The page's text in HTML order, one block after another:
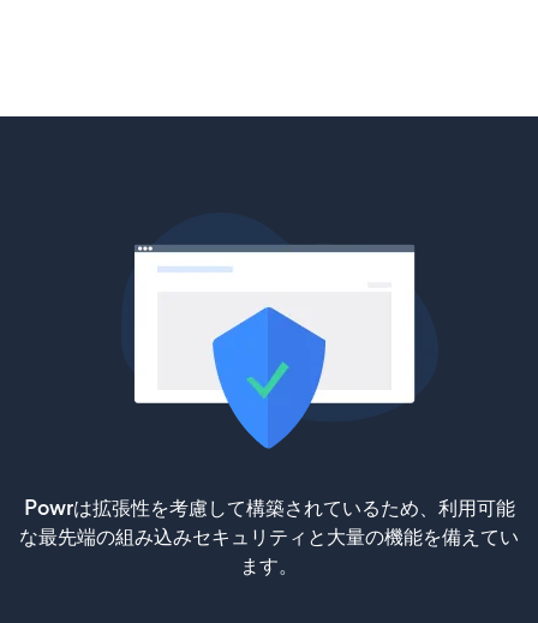
Powrは拡張性を考慮して構築されているため、利用可能
な最先端の組み込みセキュリティと大量の機能を備えてい
ます。